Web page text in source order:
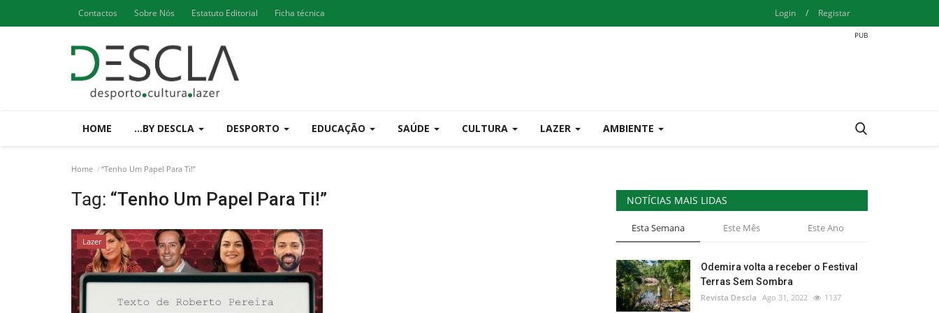
Contactos Sobre Nós Estatuto Editorial Ficha técnica Login / Registar
HOME ...BY DESCLA DESPORTO EDUCAÇÃO SAÚDE CULTURA LAZER AMBIENTE
Home “Tenho Um Papel Para Ti!”
Tag: “Tenho Um Papel Para Ti!”
Lazer
NOTÍCIAS MAIS LIDAS
Esta Semana Este Mês Este Ano
Odemira volta a receber o Festival
Terras Sem Sombra
Revista Descla Ago 31, 2022 1137